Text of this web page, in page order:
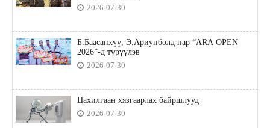
2026-07-30
Б.Баасанхүү, Э.Ариунболд нар “ARA OPEN-
2026”-д түрүүлэв
2026-07-30
Цахилгаан хязгаарлах байршлууд
2026-07-30